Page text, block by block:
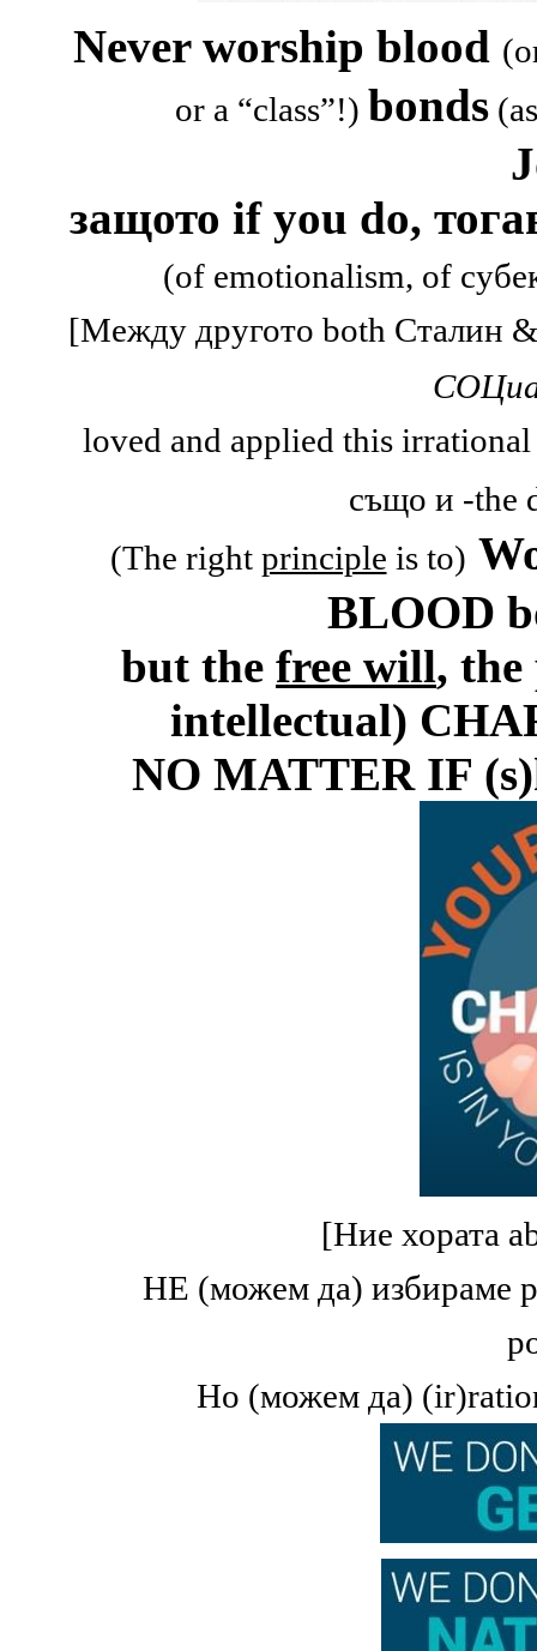
Never worship blood
or a “class”!) bonds
защото if you do,
(of emotionalism, of
[Между другото both Сталин
loved and applied this
също и -the
(The right principle is to)
BLOOD
but the free will, the
intellectual)
NO MATTER IF
[Ние хората
НЕ (можем да) избираме
Но (можем да) (ir)